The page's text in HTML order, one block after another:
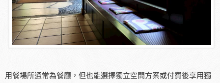
用餐場所通常為餐廳，但也能選擇獨立空間方案或付費後享用獨